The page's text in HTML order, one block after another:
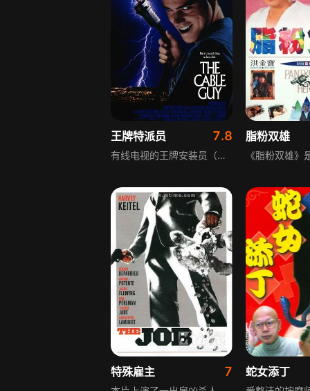
王牌特派员 7.8
有线电视的王牌安装员（金凯瑞饰），从不轻易出马，因为只要他一出马，一定会有订户遭殃。史帝芬（马修.布罗德里克饰），因为原先分期付款的有线电视订户开溜了，所以史帝芬就接收过来了。并且决定接受一些电影频道业者提供免费有线电视装置。但是他万万没想到看似平凡的有线电视安装员竟是搅局专家，不顾死活的拼命拉生意，榨乾了这个可怜客户的荷包后，索性入侵史帝芬的生活，连史帝芬情有独钟的罗频(莱斯利.曼恩饰)，也被他天花乱坠的口才所迷住。
脂粉双雄
特殊雇主 7 蛇女添丁